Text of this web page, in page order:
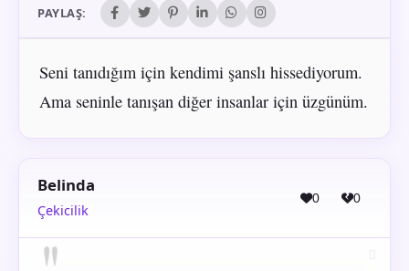
PAYLAŞ:
Seni tanıdığım için kendimi şanslı hissediyorum.
Ama seninle tanışan diğer insanlar için üzgünüm.
Belinda
Çekicilik
0 0